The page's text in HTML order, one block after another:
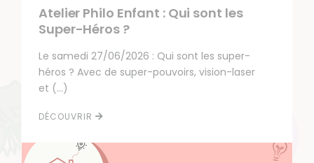
Atelier Philo Enfant : Qui sont les
Super-Héros ?
Le samedi 27/06/2026 : Qui sont les super-
héros ? Avec de super-pouvoirs, vision-laser
et (…)
DÉCOUVRIR